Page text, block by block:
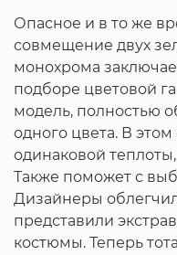
Опасное и в то же
совмещение двух
монохрома
подборе цветовой
модель, полностью
одного цвета. В
одинаковой
Также поможет с
Дизайнеры
представили
костюмы. Теперь